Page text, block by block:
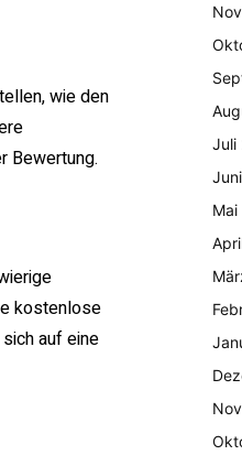
wie den
Bewertung.
kostenlose
auf eine
Juli